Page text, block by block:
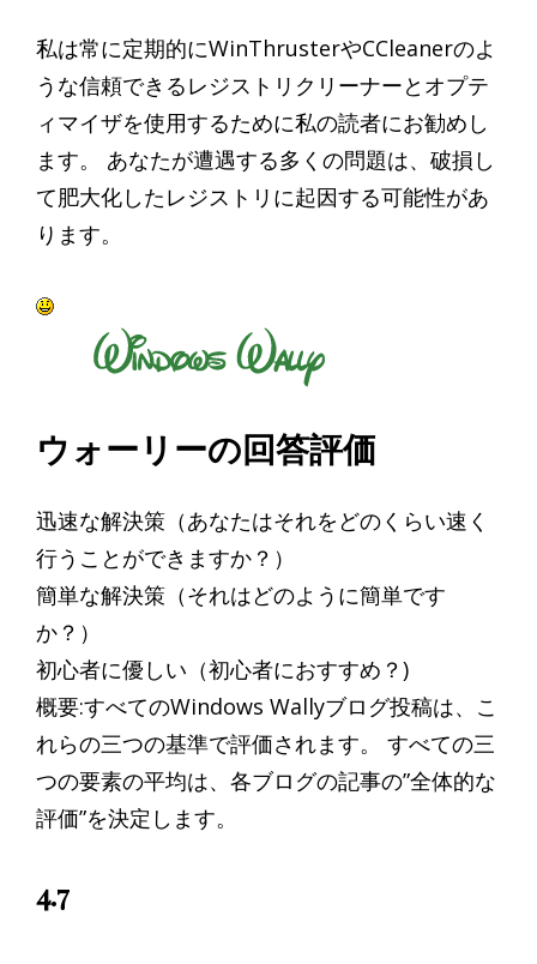
私は常に定期的にWinThrusterやCCleanerのよ
うな信頼できるレジストリクリーナーとオプテ
ィマイザを使用するために私の読者にお勧めし
ます。 あなたが遭遇する多くの問題は、破損し
て肥大化したレジストリに起因する可能性があ
ります。
ウォーリーの回答評価
迅速な解決策（あなたはそれをどのくらい速く
行うことができますか？）
簡単な解決策（それはどのように簡単です
か？）
初心者に優しい（初心者におすすめ？)
概要:すべてのWindows Wallyブログ投稿は、こ
れらの三つの基準で評価されます。 すべての三
つの要素の平均は、各ブログの記事の”全体的な
評価”を決定します。
4.7